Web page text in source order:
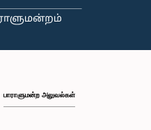
பாராளுமன்ற அலுவல்கள்